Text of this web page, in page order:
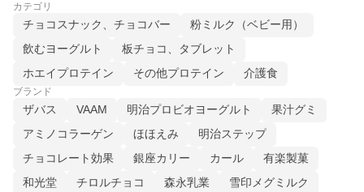
カテゴリ
チョコスナック、チョコバー
粉ミルク（ベビー用）
飲むヨーグルト
板チョコ、タブレット
ホエイプロテイン
その他プロテイン 介護食
ブランド
ザバス VAAM 明治プロビオヨーグルト
果汁グミ
アミノコラーゲン
ほほえみ
明治ステップ
チョコレート効果
銀座カリー カール
有楽製菓
和光堂
チロルチョコ 森永乳業
雪印メグミルク